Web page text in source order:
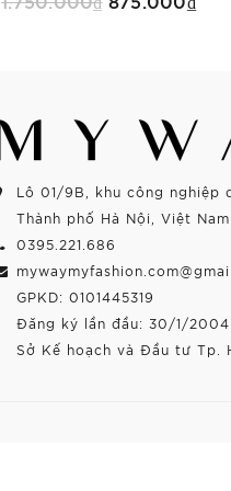
Lô 01/9B, khu công nghiệp
Thành phố Hà Nội, Việt Nam
0395.221.686
GPKD: 0101445319
Đăng ký lần đầu: 30/1/2004
Sở Kế hoạch và Đầu tư Tp.